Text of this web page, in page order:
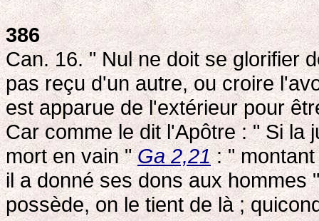
386
Can. 16. " Nul ne doit se glorifier
pas reçu d'un autre, ou croire
est apparue de l'extérieur pour
Car comme le dit l'Apôtre : " Si la
mort en vain "Ga 2,21: " montant
il a donné ses dons aux hommes
possède, on le tient de là ;